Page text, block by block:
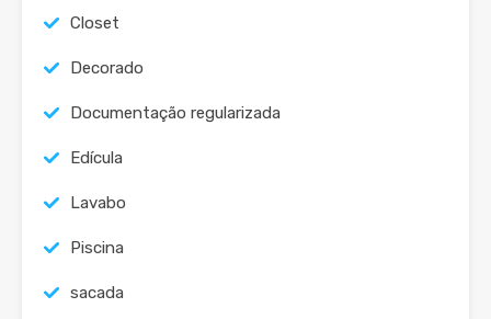
Closet
Decorado
Documentação regularizada
Edícula
Lavabo
Piscina
sacada